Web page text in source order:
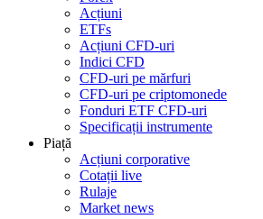
Acțiuni
ETFs
Acțiuni CFD-uri
Indici CFD
CFD-uri pe mărfuri
CFD-uri pe criptomonede
Fonduri ETF CFD-uri
Specificații instrumente
Piață
Acțiuni corporative
Cotații live
Rulaje
Market news